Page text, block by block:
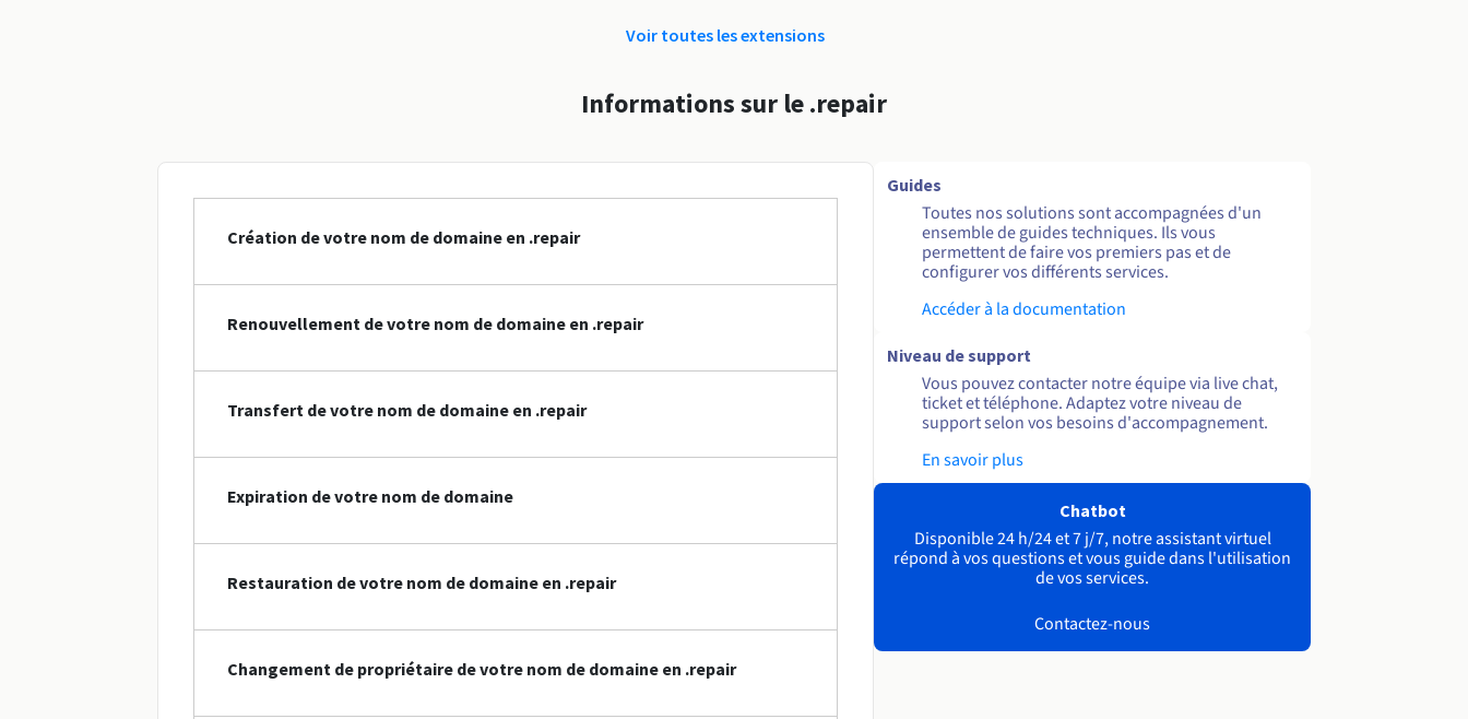
Voir toutes les extensions
Informations sur le .repair
Création de votre nom de domaine en .repair
Renouvellement de votre nom de domaine en .repair
Transfert de votre nom de domaine en .repair
Expiration de votre nom de domaine
Restauration de votre nom de domaine en .repair
Changement de propriétaire de votre nom de domaine en .repair
Guides
Toutes nos solutions sont accompagnées d'un
ensemble de guides techniques. Ils vous
permettent de faire vos premiers pas et de
configurer vos différents services.
Accéder à la documentation
Niveau de support
Vous pouvez contacter notre équipe via live chat,
ticket et téléphone. Adaptez votre niveau de
support selon vos besoins d'accompagnement.
En savoir plus
Chatbot
Disponible 24 h/24 et 7 j/7, notre assistant virtuel
répond à vos questions et vous guide dans l'utilisation
de vos services.
Contactez-nous